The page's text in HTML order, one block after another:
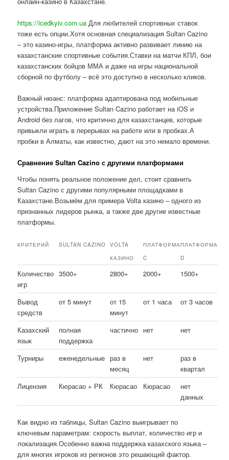
https://icedkyiv.com.ua Для любителей спортивных ставок
тоже есть опции.Хотя основная специализация Sultan Cazino
– это казино-игры, платформа активно развивает линию на
казахстанские спортивные события.Ставки на матчи КПЛ, бои
казахстанских бойцов ММА и даже на игры национальной
сборной по футболу – всё это доступно в несколько кликов.
Важный нюанс: платформа адаптирована под мобильные
устройства.Приложение Sultan Cazino работает на iOS и
Android без лагов, что критично для казахстанцев, которые
привыкли играть в перерывах на работе или в пробках.А
пробки в Алматы, как известно, дают на это немало времени.
Сравнение Sultan Cazino с другими платформами
Чтобы понять реальное положение дел, стоит сравнить
Sultan Cazino с другими популярными площадками в
Казахстане.Возьмём для примера Volta казино – одного из
признанных лидеров рынка, а также две другие известные
платформы.
КРИТЕРИЙ SULTAN CAZINO
VOLTA
КАЗИНО
ПЛАТФОРМА
C
ПЛАТФОРМА
D
Количество
игр
3500+ 2800+ 2000+ 1500+
Вывод
средств
от 5 минут
от 15
минут
от 1 часа от 3 часов
Казахский
язык
полная
поддержка
частично нет нет
Турниры еженедельные раз в
месяц
нет
раз в
квартал
Лицензия
Кюрасао + РК Кюрасао Кюрасао
нет
данных
Как видно из таблицы, Sultan Cazino выигрывает по
ключевым параметрам: скорость выплат, количество игр и
локализация.Особенно важна поддержка казахского языка –
для многих игроков из регионов это решающий фактор.